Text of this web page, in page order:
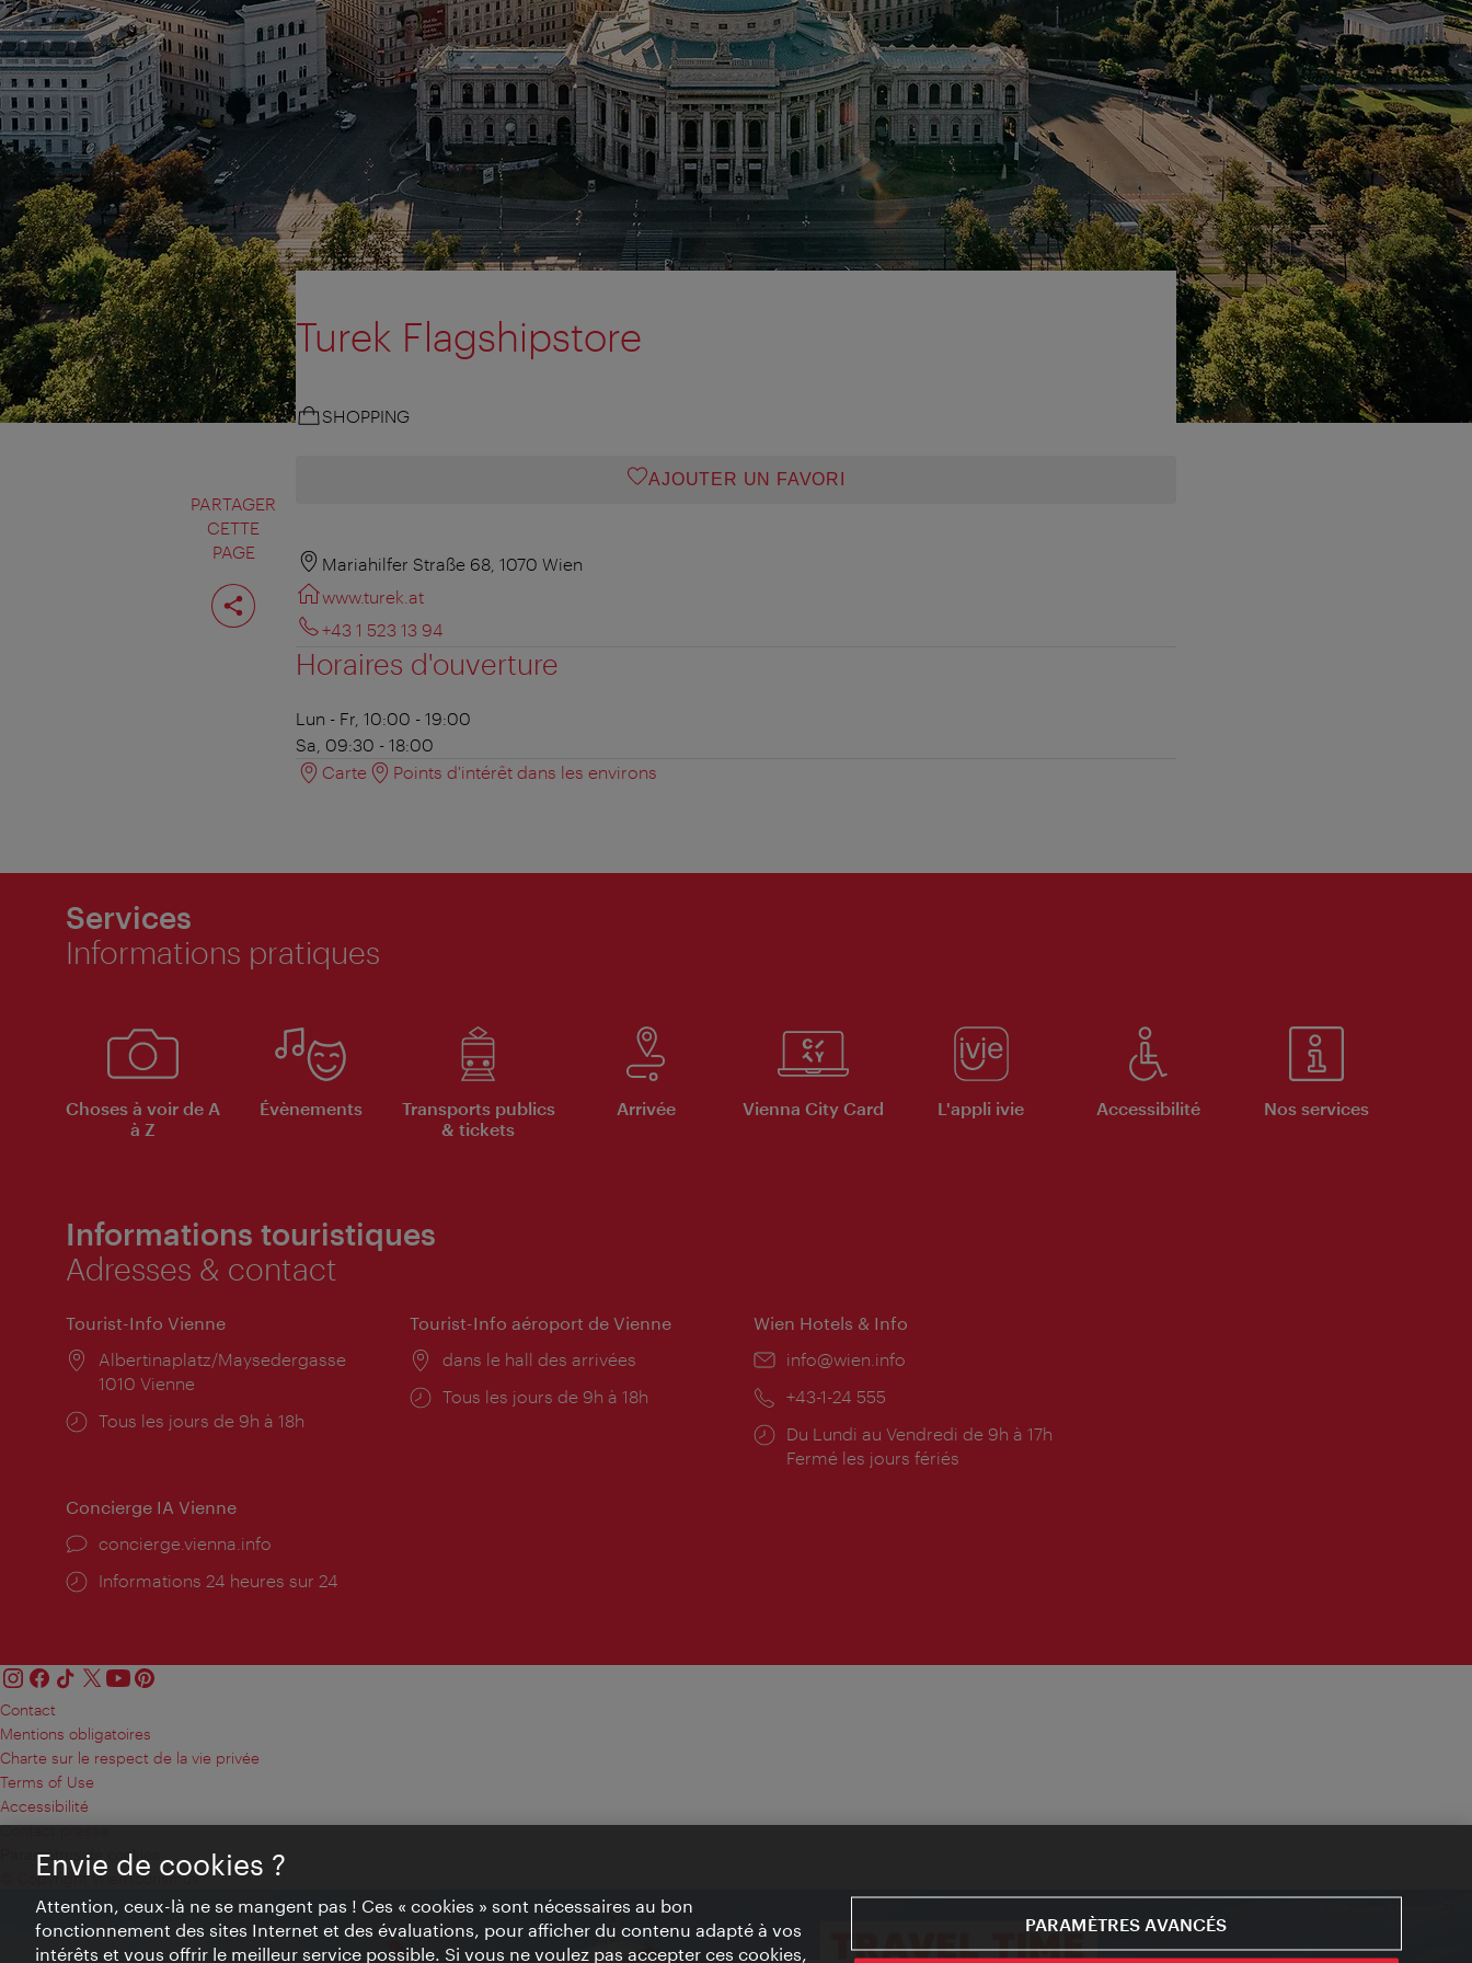
PARTAGER
CETTE
PAGE
Partager
cette
page
Turek Flagshipstore
SHOPPING
AJOUTER UN FAVORI
Mariahilfer Straße 68, 1070 Wien
www.turek.at
+43 1 523 13 94
Horaires d'ouverture
Lun - Fr, 10:00 - 19:00
Sa, 09:30 - 18:00
Carte
Points d'intérêt dans les environs
Services
Informations pratiques
Choses à voir de A
à Z
Évènements
Transports publics
& tickets
Arrivée Vienna City Card L'appli ivie Accessibilité Nos services
Informations touristiques
Adresses & contact
Tourist-Info Vienne
Lieu:
Albertinaplatz/Maysedergasse
1010 Vienne
Horaires
Tous les jours de 9h à 18h
Tourist-Info aéroport de Vienne
Lieu:
dans le hall des arrivées
Horaires
Tous les jours de 9h à 18h
Wien Hotels & Info
E-
info@wien.info
Téléphone:
+43-1-24 555
Horaires
d'ouverture:
Du Lundi au Vendredi de 9h à 17h
Fermé les jours fériés
Concierge IA Vienne
Ort:
concierge.vienna.info
Öffnungszeiten:
Informations 24 heures sur 24
Contact
Mentions obligatoires
Charte sur le respect de la vie privée
Terms of Use
Accessibilité
Contact presse
Paramètres de cookies
© Copyright WienTourismus
Envie de cookies ?
Attention, ceux-là ne se mangent pas ! Ces « cookies » sont nécessaires au bon
fonctionnement des sites Internet et des évaluations, pour afficher du contenu adapté à vos
intérêts et vous offrir le meilleur service possible. Si vous ne voulez pas accepter ces cookies,
PARAMÈTRES AVANCÉS